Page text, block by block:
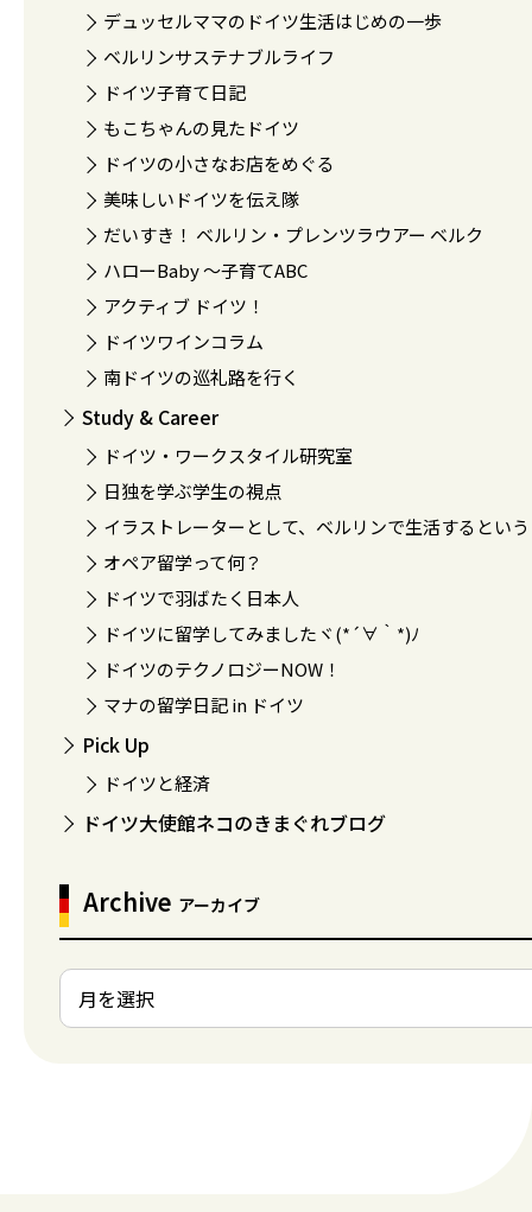
デュッセルママのドイツ生活はじめの一歩
ベルリンサステナブルライフ
ドイツ子育て日記
もこちゃんの見たドイツ
ドイツの小さなお店をめぐる
美味しいドイツを伝え隊
だいすき！ ベルリン・プレンツラウアー ベルク
ハローBaby 〜子育てABC
アクティブ ドイツ！
ドイツワインコラム
南ドイツの巡礼路を行く
Study & Career
ドイツ・ワークスタイル研究室
日独を学ぶ学生の視点
イラストレーターとして、ベルリンで生活するとい
オペア留学って何？
ドイツで羽ばたく日本人
ドイツに留学してみましたヾ(*´∀｀*)ﾉ
ドイツのテクノロジーNOW！
マナの留学日記 in ドイツ
Pick Up
ドイツと経済
ドイツ大使館ネコのきまぐれブログ
Archive アーカイブ